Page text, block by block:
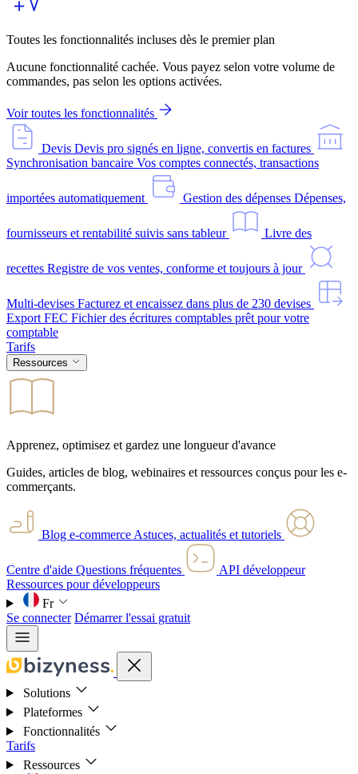
Toutes les fonctionnalités incluses dès le premier plan
Aucune fonctionnalité cachée. Vous payez selon votre volume de
commandes, pas selon les options activées.
Voir toutes les fonctionnalités
Devis Devis pro signés en ligne, convertis en factures
Synchronisation bancaire Vos comptes connectés, transactions
importées automatiquement Gestion des dépenses Dépenses,
fournisseurs et rentabilité suivis sans tableur Livre des
recettes Registre de vos ventes, conforme et toujours à jour
Multi-devises Facturez et encaissez dans plus de 230 devises
Export FEC Fichier des écritures comptables prêt pour votre
comptable
Tarifs
Ressources
Apprenez, optimisez et gardez une longueur d'avance
Guides, articles de blog, webinaires et ressources conçus pour les e-
commerçants.
Blog e-commerce Astuces, actualités et tutoriels
Centre d'aide Questions fréquentes
API développeur
Ressources pour développeurs
Fr
Se connecter Démarrer l'essai gratuit
Solutions
Plateformes
Fonctionnalités
Tarifs
Ressources